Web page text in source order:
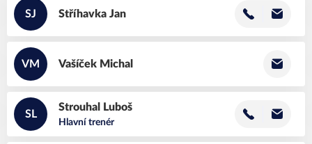
SJ Jan
Stříhavka
VM Michal
Vašíček
SL
Luboš
Strouhal
Hlavní trenér